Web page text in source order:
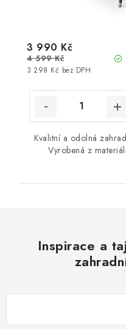
3 298 Kč bez DPH
3 990 Kč
4 599 Kč
Kvalitní a odolná
Vyrobená z
Inspirace a